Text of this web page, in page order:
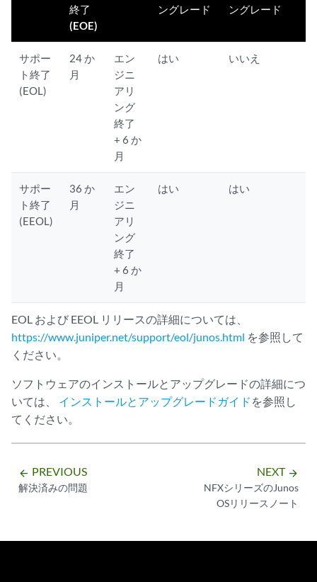
終了
(EOE)
ングレード
ングレード
サポー
ト終了
(EOL)
24 か
月
エン
ジニ
アリ
ング
終了
+ 6 か
月
はい いいえ
サポー
ト終了
(EEOL)
36 か
月
エン
ジニ
アリ
ング
終了
+ 6 か
月
はい はい
EOL および EEOL リリースの詳細については、
https://www.juniper.net/support/eol/junos.html を参照して
ください。
ソフトウェアのインストールとアップグレードの詳細につ
いては、 インストールとアップグレードガイド を参照し
てください。
arrow_backward PREVIOUS
解決済みの問題
NEXT arrow_forward
NFXシリーズのJunos
OSリリースノート